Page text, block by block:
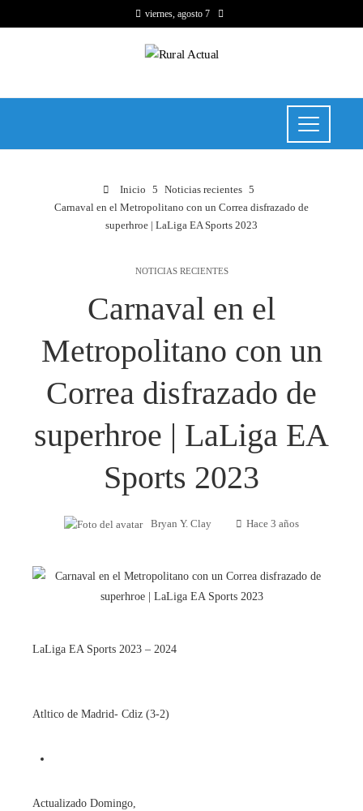
viernes, agosto 7
Inicio
Noticias recientes
Carnaval en el Metropolitano con un Correa disfrazado de
superhroe | LaLiga EA Sports 2023
NOTICIAS RECIENTES
Carnaval en el
Metropolitano con un
Correa disfrazado de
superhroe | LaLiga EA
Sports 2023
Bryan Y. Clay Hace 3 años
LaLiga EA Sports 2023 – 2024
Atltico de Madrid- Cdiz (3-2)
Actualizado Domingo,